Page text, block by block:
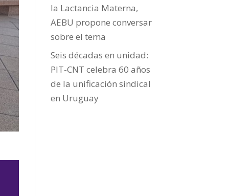
la Lactancia Materna,
AEBU propone conversar
sobre el tema
Seis décadas en unidad:
PIT-CNT celebra 60 años
de la unificación sindical
en Uruguay